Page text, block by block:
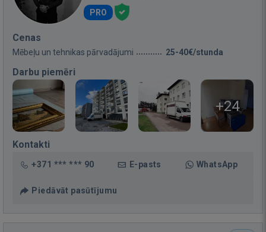
PRO
Cenas
Mēbeļu un tehnikas pārvadājumi 25-40€/stunda
Darbu piemēri
+24
Kontakti
+371 *** *** 90 E-pasts WhatsApp
Piedāvāt pasūtījumu